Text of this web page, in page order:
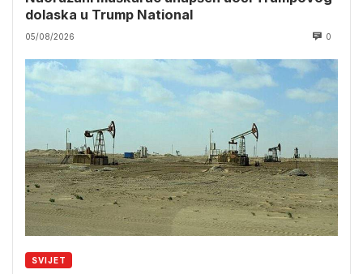
dolaska u Trump National
05/08/2026 0
SVIJET